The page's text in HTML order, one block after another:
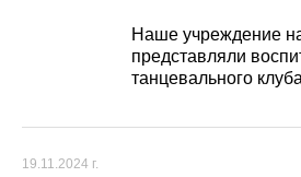
Наше учреждение
представляли
танцевального
19.11.2024 г.